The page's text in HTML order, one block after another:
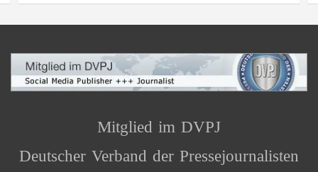
Mitglied im DVPJ
Deutscher Verband der Pressejournalisten